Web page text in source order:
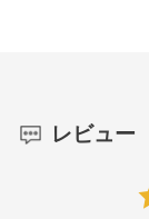
レビュー